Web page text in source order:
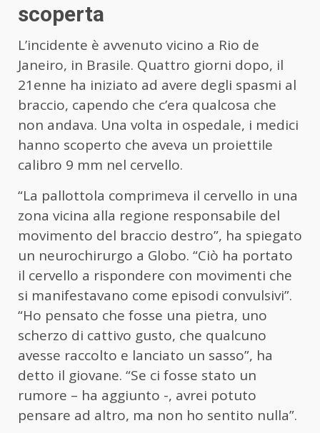
scoperta
L’incidente è avvenuto vicino a Rio de
Janeiro, in Brasile. Quattro giorni dopo, il
21enne ha iniziato ad avere degli spasmi al
braccio, capendo che c’era qualcosa che
non andava. Una volta in ospedale, i medici
hanno scoperto che aveva un proiettile
calibro 9 mm nel cervello.
“La pallottola comprimeva il cervello in una
zona vicina alla regione responsabile del
movimento del braccio destro”, ha spiegato
un neurochirurgo a Globo. “Ciò ha portato
il cervello a rispondere con movimenti che
si manifestavano come episodi convulsivi”.
“Ho pensato che fosse una pietra, uno
scherzo di cattivo gusto, che qualcuno
avesse raccolto e lanciato un sasso”, ha
detto il giovane. “Se ci fosse stato un
rumore – ha aggiunto -, avrei potuto
pensare ad altro, ma non ho sentito nulla”.